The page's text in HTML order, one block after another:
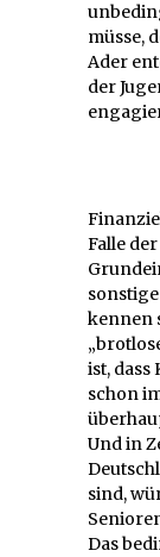
müsse,
Ader
der
Falle
kennen
ist, dass
schon
Und in
sind,
Das